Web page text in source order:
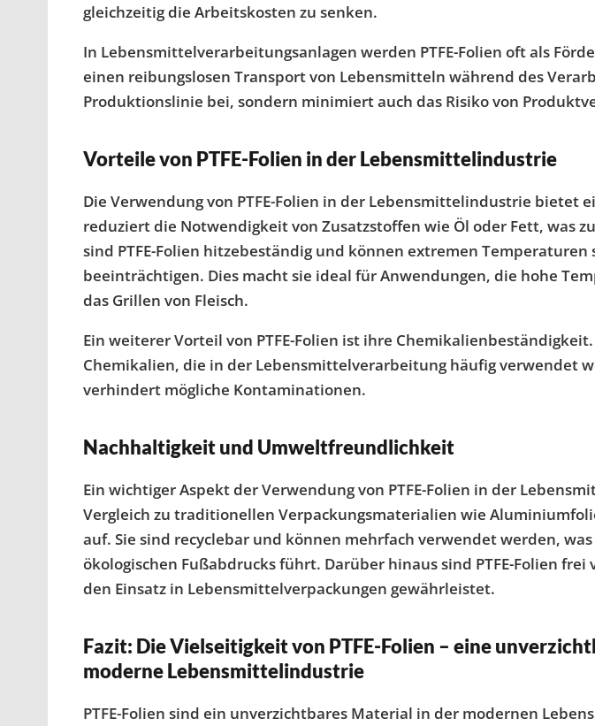
gleichzeitig die Arbeitskosten zu senken.
In Lebensmittelverarbeitungsanlagen werden PTFE-Folien oft als
einen reibungslosen Transport von Lebensmitteln während des
Produktionslinie bei, sondern minimiert auch das Risiko von
Vorteile von PTFE-Folien in der Lebensmittelindustrie
Die Verwendung von PTFE-Folien in der Lebensmittelindustrie
reduziert die Notwendigkeit von Zusatzstoffen wie Öl oder Fett, was
sind PTFE-Folien hitzebeständig und können extremen
beeinträchtigen. Dies macht sie ideal für Anwendungen, die hohe
das Grillen von Fleisch.
Ein weiterer Vorteil von PTFE-Folien ist ihre
Chemikalien, die in der Lebensmittelverarbeitung häufig verwendet
verhindert mögliche Kontaminationen.
Nachhaltigkeit und Umweltfreundlichkeit
Ein wichtiger Aspekt der Verwendung von PTFE-Folien in der
Vergleich zu traditionellen Verpackungsmaterialien wie
auf. Sie sind recyclebar und können mehrfach verwendet werden,
ökologischen Fußabdrucks führt. Darüber hinaus sind PTFE-Folien
den Einsatz in Lebensmittelverpackungen gewährleistet.
Fazit: Die Vielseitigkeit von PTFE-Folien – eine
moderne Lebensmittelindustrie
PTFE-Folien sind ein unverzichtbares Material in der modernen